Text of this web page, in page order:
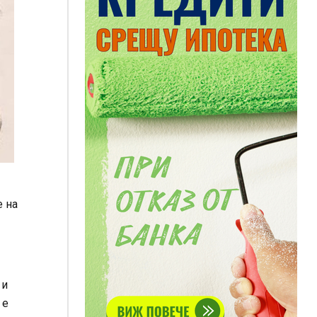
на
е